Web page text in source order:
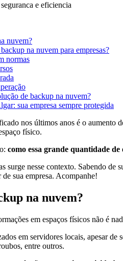
e eficiencia
nuvem?
na nuvem para empresas?
normas
de backup na nuvem?
sua empresa sempre protegida
nos últimos anos é o aumento
físico.
como essa grande quantidade
surge nesse contexto. Sabendo de
sua empresa. Acompanhe!
na nuvem?
em espaços físicos não é
em servidores locais, apesar de
entre outros.